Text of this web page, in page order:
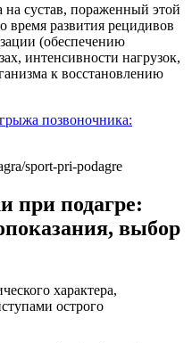
сустав, пораженный этой
время развития рецидивов
(обеспечению
интенсивности нагрузок,
к восстановлению
позвоночника:
sport-pri-podagre
при подагре:
выбор
характера,
острого